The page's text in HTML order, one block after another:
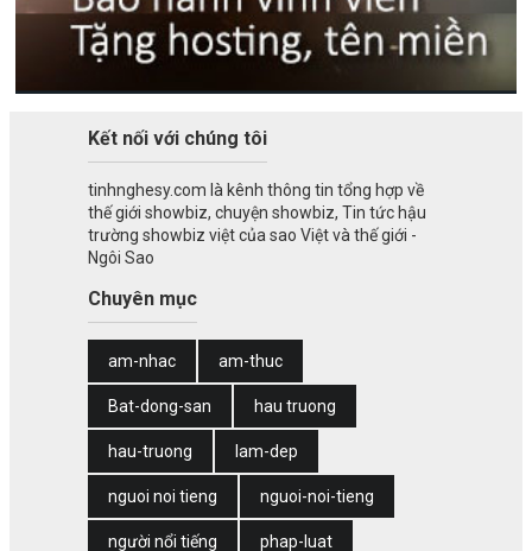
Kết nối với chúng tôi
tinhnghesy.com là kênh thông tin tổng hợp về
thế giới showbiz, chuyện showbiz, Tin tức hậu
trường showbiz việt của sao Việt và thế giới -
Ngôi Sao
Chuyên mục
am-nhac am-thuc
Bat-dong-san hau truong
hau-truong lam-dep
nguoi noi tieng nguoi-noi-tieng
người nổi tiếng phap-luat